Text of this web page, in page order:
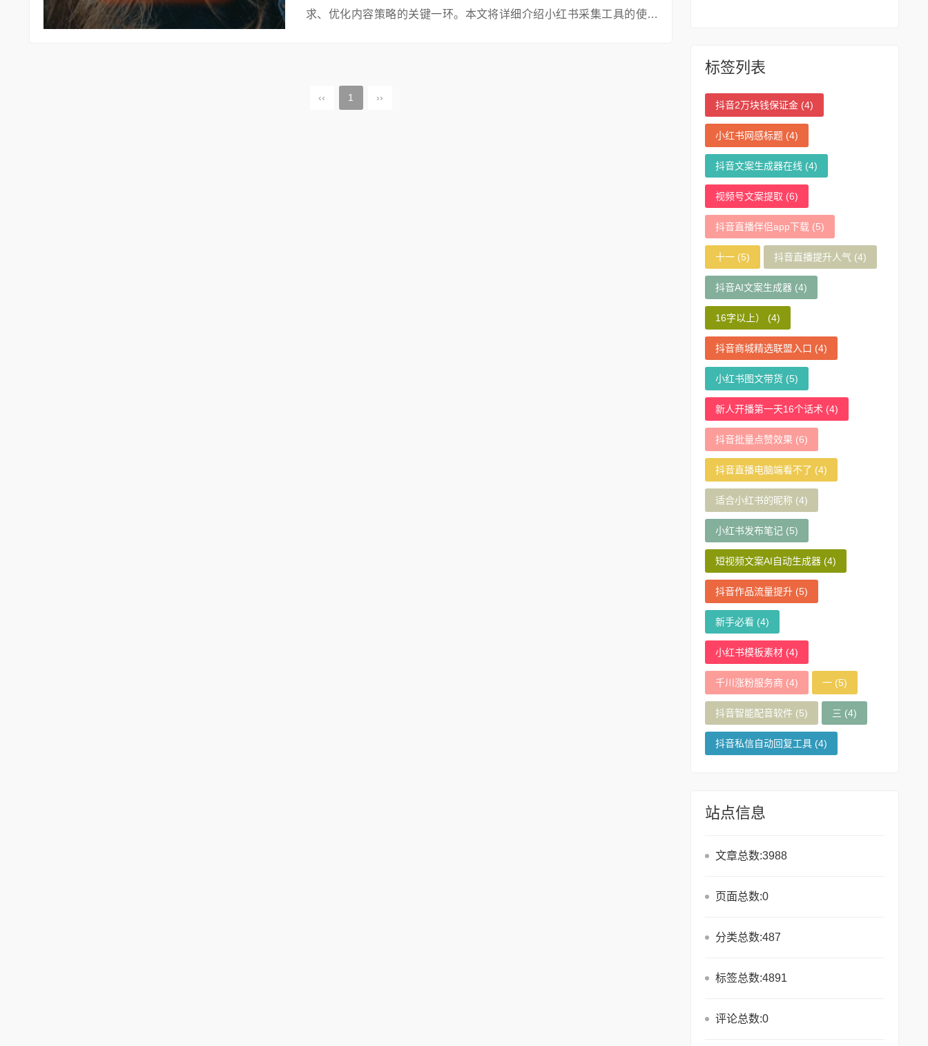
求、优化内容策略的关键一环。本文将详细介绍小红书采集工具的使用
‹‹ 1 ››
标签列表
抖音2万块钱保证金(4)
小红书网感标题(4)
抖音文案生成器在线(4)
视频号文案提取 (6)
抖音直播伴侣app下载(5)
十一(5) 抖音直播提升人气(4)
抖音AI文案生成器(4)
16字以上） (4)
抖音商城精选联盟入口 (4)
小红书图文带货(5)
新人开播第一天16个话术(4)
抖音批量点赞效果 (6)
抖音直播电脑端看不了 (4)
适合小红书的昵称 (4)
小红书发布笔记(5)
短视频文案AI自动生成器(4)
抖音作品流量提升(5)
新手必看(4)
小红书模板素材(4)
千川涨粉服务商 (4) 一(5)
抖音智能配音软件(5) 三 (4)
抖音私信自动回复工具(4)
站点信息
文章总数:3988
页面总数:0
分类总数:487
标签总数:4891
评论总数:0